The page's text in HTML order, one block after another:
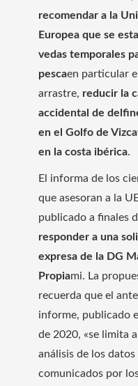
recomendar a la
Europea que se
vedas temporales
pescaen particular
arrastre, reducir la
accidental de
en el Golfo de
en la costa ibérica.
El informa de los
que asesoran a la
publicado a finales
responder a una
expresa de la DG
Propiami. La
recuerda que el
informe, publicado
de 2020, «se limita
análisis de los datos
comunicados por